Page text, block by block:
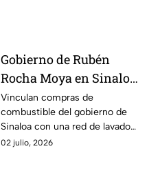
Gobierno de Rubén
Rocha Moya en Sinaloa
compró combustible a
empresa ligada al
CJNG
Vinculan compras de
combustible del gobierno de
Sinaloa con una red de lavado
de dinero y huachicol fiscal al
02 julio, 2026